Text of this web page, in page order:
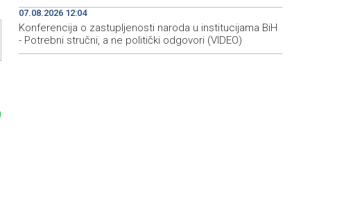
07.08.2026 12:04
Konferencija o zastupljenosti naroda u institucijama BiH
- Potrebni stručni, a ne politički odgovori (VIDEO)